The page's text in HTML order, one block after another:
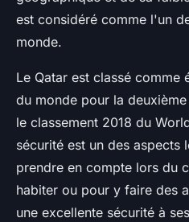
est considéré comme l'un
monde.
Le Qatar est classé comme
du monde pour la
le classement 2018 du
sécurité est un des aspects
prendre en compte lors du
habiter ou pour y faire des
une excellente sécurité à